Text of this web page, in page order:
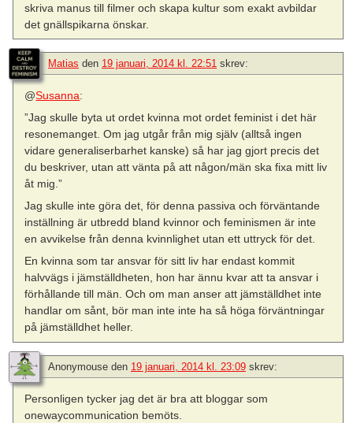
skriva manus till filmer och skapa kultur som exakt avbildar
det gnällspikarna önskar.
Matias den 19 januari, 2014 kl. 22:51 skrev:
@Susanna:
”Jag skulle byta ut ordet kvinna mot ordet feminist i det här
resonemanget. Om jag utgår från mig själv (alltså ingen
vidare generaliserbarhet kanske) så har jag gjort precis det
du beskriver, utan att vänta på att någon/män ska fixa mitt liv
åt mig.”
Jag skulle inte göra det, för denna passiva och förväntande
inställning är utbredd bland kvinnor och feminismen är inte
en avvikelse från denna kvinnlighet utan ett uttryck för det.
En kvinna som tar ansvar för sitt liv har endast kommit
halvvägs i jämställdheten, hon har ännu kvar att ta ansvar i
förhållande till män. Och om man anser att jämställdhet inte
handlar om sånt, bör man inte inte ha så höga förväntningar
på jämställdhet heller.
Anonymouse den 19 januari, 2014 kl. 23:09 skrev:
Personligen tycker jag det är bra att bloggar som
onewaycommunication bemöts.